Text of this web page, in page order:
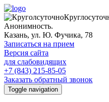
Анонимность.
Казань, ул. Ю. Фучика, 78
Записаться на прием
Версия сайта
для слабовидящих
+7 (843) 215-85-05
Заказать обратный звонок
Toggle navigation